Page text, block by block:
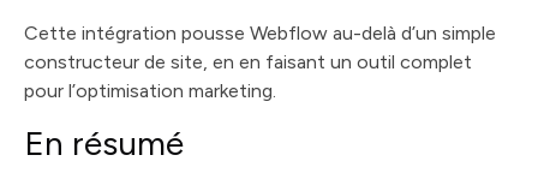
Cette intégration pousse Webflow au-delà d’un simple
constructeur de site, en en faisant un outil complet
pour l’optimisation marketing.
En résumé